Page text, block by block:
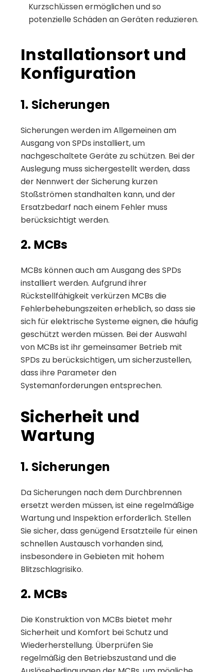
Kurzschlüssen ermöglichen und so
potenzielle Schäden an Geräten reduzieren.
Installationsort und
Konfiguration
1. Sicherungen
Sicherungen werden im Allgemeinen am
Ausgang von SPDs installiert, um
nachgeschaltete Geräte zu schützen. Bei der
Auslegung muss sichergestellt werden, dass
der Nennwert der Sicherung kurzen
Stoßströmen standhalten kann, und der
Ersatzbedarf nach einem Fehler muss
berücksichtigt werden.
2. MCBs
MCBs können auch am Ausgang des SPDs
installiert werden. Aufgrund ihrer
Rückstellfähigkeit verkürzen MCBs die
Fehlerbehebungszeiten erheblich, so dass sie
sich für elektrische Systeme eignen, die häufig
geschützt werden müssen. Bei der Auswahl
von MCBs ist ihr gemeinsamer Betrieb mit
SPDs zu berücksichtigen, um sicherzustellen,
dass ihre Parameter den
Systemanforderungen entsprechen.
Sicherheit und
Wartung
1. Sicherungen
Da Sicherungen nach dem Durchbrennen
ersetzt werden müssen, ist eine regelmäßige
Wartung und Inspektion erforderlich. Stellen
Sie sicher, dass genügend Ersatzteile für einen
schnellen Austausch vorhanden sind,
insbesondere in Gebieten mit hohem
Blitzschlagrisiko.
2. MCBs
Die Konstruktion von MCBs bietet mehr
Sicherheit und Komfort bei Schutz und
Wiederherstellung. Überprüfen Sie
regelmäßig den Betriebszustand und die